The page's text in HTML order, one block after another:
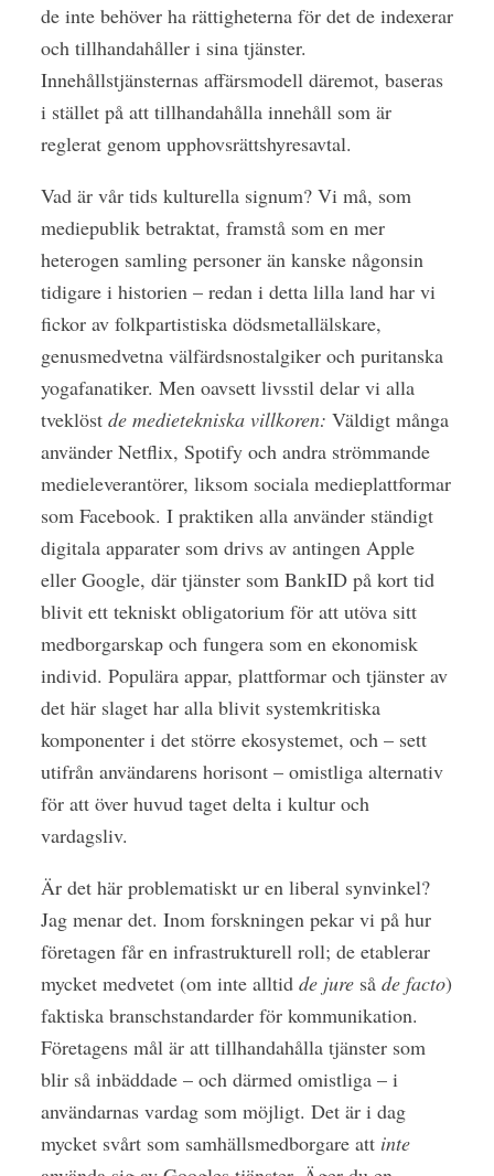
de inte behöver ha rättigheterna för det de indexerar
och tillhandahåller i sina tjänster.
Innehållstjänsternas affärsmodell däremot, baseras
i stället på att tillhandahålla innehåll som är
reglerat genom upphovsrättshyresavtal.
Vad är vår tids kulturella signum? Vi må, som
mediepublik betraktat, framstå som en mer
heterogen samling personer än kanske någonsin
tidigare i historien – redan i detta lilla land har vi
fickor av folkpartistiska dödsmetallälskare,
genusmedvetna välfärdsnostalgiker och puritanska
yogafanatiker. Men oavsett livsstil delar vi alla
tveklöst de medietekniska villkoren: Väldigt många
använder Netflix, Spotify och andra strömmande
medieleverantörer, liksom sociala medieplattformar
som Facebook. I praktiken alla använder ständigt
digitala apparater som drivs av antingen Apple
eller Google, där tjänster som BankID på kort tid
blivit ett tekniskt obligatorium för att utöva sitt
medborgarskap och fungera som en ekonomisk
individ. Populära appar, plattformar och tjänster av
det här slaget har alla blivit systemkritiska
komponenter i det större ekosystemet, och – sett
utifrån användarens horisont – omistliga alternativ
för att över huvud taget delta i kultur och
vardagsliv.
Är det här problematiskt ur en liberal synvinkel?
Jag menar det. Inom forskningen pekar vi på hur
företagen får en infrastrukturell roll; de etablerar
mycket medvetet (om inte alltid de jureså de facto)
faktiska branschstandarder för kommunikation.
Företagens mål är att tillhandahålla tjänster som
blir så inbäddade – och därmed omistliga – i
användarnas vardag som möjligt. Det är i dag
mycket svårt som samhällsmedborgare att inte